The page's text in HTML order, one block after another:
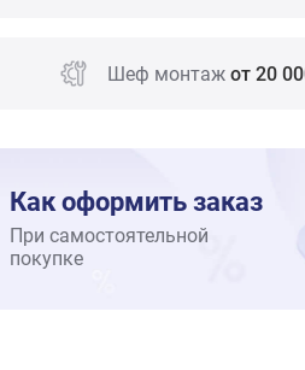
Шеф монтаж от 20
Как оформить заказ
При самостоятельной
покупке